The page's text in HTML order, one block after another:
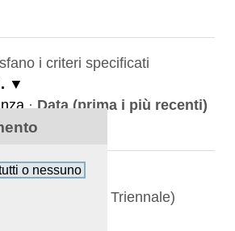
i criteri specificati
nessuno
Data (prima i più recenti)
Laurea Triennale)